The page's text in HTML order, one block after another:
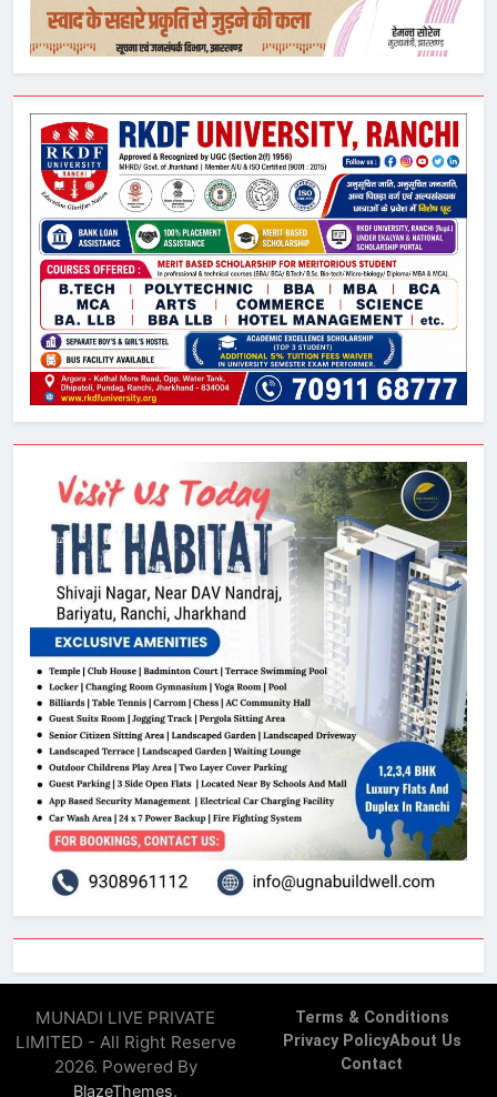
MUNADI LIVE PRIVATE
LIMITED - All Right Reserve
2026. Powered By
BlazeThemes.
Terms & Conditions
Privacy PolicyAbout Us
Contact